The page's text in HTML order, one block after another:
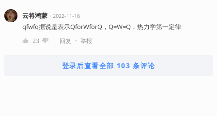
云将鸿蒙・ 2022-11-16
qfwfq据说是表示QforWforQ，Q=W=Q，热力学第一定律
23 回复 ・ 举报
登录后查看全部 103 条评论